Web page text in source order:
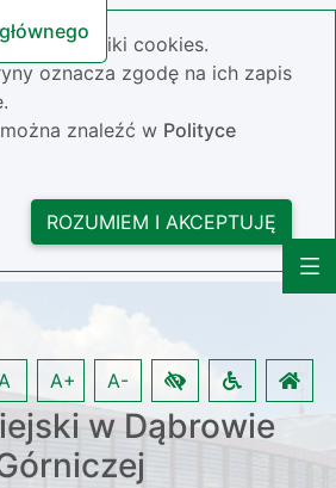
pliki cookies.
oznacza zgodę na ich zapis
znaleźć w Polityce
ROZUMIEM I AKCEPTUJĘ
w Dąbrowie
A+ A-